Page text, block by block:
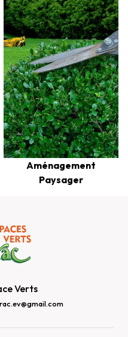
Aménagement
Paysager
Verts